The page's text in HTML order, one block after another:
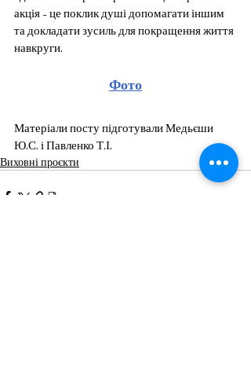
акція – це поклик душі допомагати іншим
та докладати зусиль для покращення життя
навкруги.
Фото
Матеріали посту підготували Медьєши
Ю.С. і Павленко Т.І.
Виховні проєкти